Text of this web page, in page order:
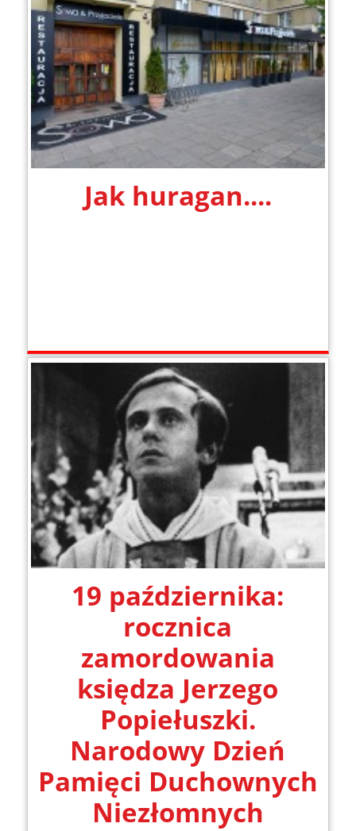
Jak huragan....
19 października:
rocznica
zamordowania
księdza Jerzego
Popiełuszki.
Narodowy Dzień
Pamięci Duchownych
Niezłomnych